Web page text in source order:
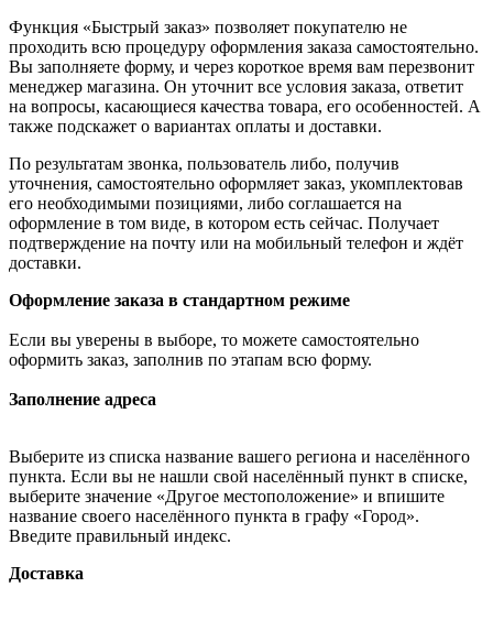
Функция «Быстрый заказ» позволяет покупателю не
проходить всю процедуру оформления заказа самостоятельно.
Вы заполняете форму, и через короткое время вам перезвонит
менеджер магазина. Он уточнит все условия заказа, ответит
на вопросы, касающиеся качества товара, его особенностей. А
также подскажет о вариантах оплаты и доставки.
По результатам звонка, пользователь либо, получив
уточнения, самостоятельно оформляет заказ, укомплектовав
его необходимыми позициями, либо соглашается на
оформление в том виде, в котором есть сейчас. Получает
подтверждение на почту или на мобильный телефон и ждёт
доставки.
Оформление заказа в стандартном режиме
Если вы уверены в выборе, то можете самостоятельно
оформить заказ, заполнив по этапам всю форму.
Заполнение адреса
Выберите из списка название вашего региона и населённого
пункта. Если вы не нашли свой населённый пункт в списке,
выберите значение «Другое местоположение» и впишите
название своего населённого пункта в графу «Город».
Введите правильный индекс.
Доставка